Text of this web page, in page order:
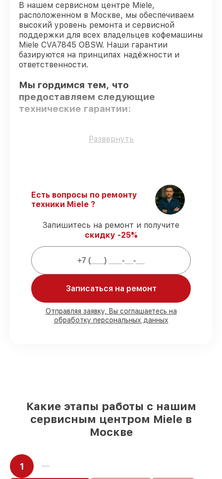
В нашем сервисном центре Miele,
расположенном в Москве, мы обеспечиваем
высокий уровень ремонта и сервисной
поддержки для всех владельцев кофемашины
Miele CVA7845 OBSW. Наши гарантии
базируются на принципах надёжности и
ответственности.
Мы гордимся тем, что
предоставляем следующие
технические гарантии:
Оригинальные детали– для всех видов
Выполнение работ вовремя
–
гарантируем завершение работ без
Гарантийное обслуживание–
предоставляем официальное
гарантийное сопровождение после
Мы гарантируем:
80%работ с возможностью
присутствовать
обслуживание началось сразу
Развернуть
Есть вопросы по ремонту
техники Miele ?
Запишитесь на ремонт и получите
скидку -25%
Записаться на ремонт
Отправляя заявку, Вы соглашаетесь на
обработку персональных данных
Какие этапы работы с нашим
сервисным центром Miele в
Москве
1